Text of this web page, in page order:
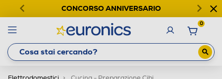
CONCORSO ANNIVERSARIO
0